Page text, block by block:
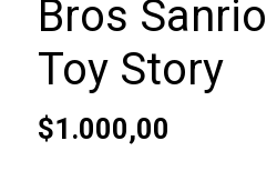
Bros
Toy Story
$1.000,00